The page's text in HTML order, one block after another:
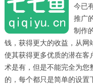
今已
推广
制作
钱，获得更大的收益，从网
使其获得更多优质的潜在客
术是有，但是不能完全为您
的，每个都只是简单的设置